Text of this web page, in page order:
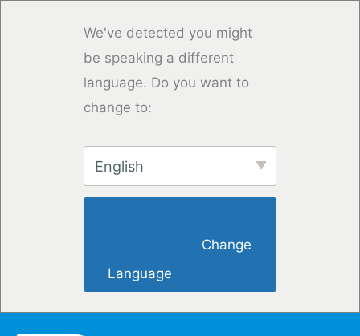
We've detected you might
be speaking a different
language. Do you want to
change to:
English
Language